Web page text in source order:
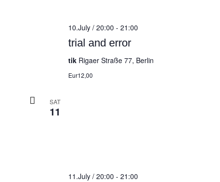
trial and error
10.July / 20:00 - 21:00
tik Rigaer Straße 77, Berlin
Eur12,00
SAT
11
11.July / 20:00 - 21:00